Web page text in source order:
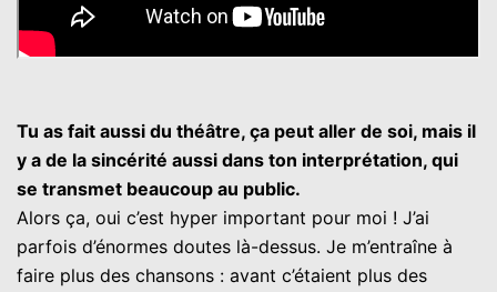
Tu as fait aussi du théâtre, ça peut aller de soi, mais il
y a de la sincérité aussi dans ton interprétation, qui
se transmet beaucoup au public.
Alors ça, oui c’est hyper important pour moi ! J’ai
parfois d’énormes doutes là-dessus. Je m’entraîne à
faire plus des chansons : avant c’étaient plus des